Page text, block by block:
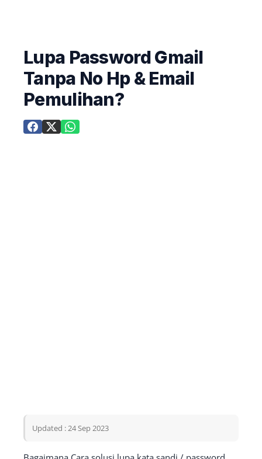
Lupa Password Gmail
Tanpa No Hp & Email
Pemulihan?
Updated : 24 Sep 2023